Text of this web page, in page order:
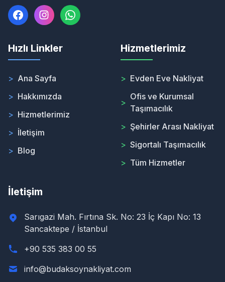
Hızlı Linkler
> Ana Sayfa
> Hakkımızda
> Hizmetlerimiz
> İletişim
> Blog
Hizmetlerimiz
> Evden Eve Nakliyat
>
Ofis ve Kurumsal
Taşımacılık
> Şehirler Arası Nakliyat
> Sigortalı Taşımacılık
> Tüm Hizmetler
İletişim
Sarıgazi Mah. Fırtına Sk. No: 23 İç Kapı No: 13
Sancaktepe / İstanbul
+90 535 383 00 55
info@budaksoynakliyat.com